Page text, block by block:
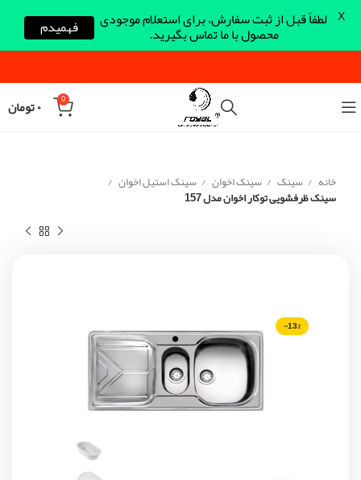
0 ۰تومان
خانه سینک سینک اخوان سینک استیل اخوان
سینک ظرفشویی توکار اخوان مدل 157
-13%
لطفاً قبل از ثبت سفارش، برای استعلام موجودی
محصول با ما تماس بگیرید. فهمیدم X